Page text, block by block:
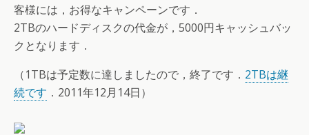
客様には，お得なキャンペーンです．
2TBのハードディスクの代金が，5000円キャッシュバッ
クとなります．
（1TBは予定数に達しましたので，終了です． 2TBは継
続です ．2011年12月14日）